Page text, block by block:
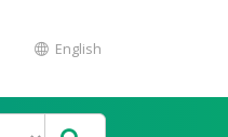
English